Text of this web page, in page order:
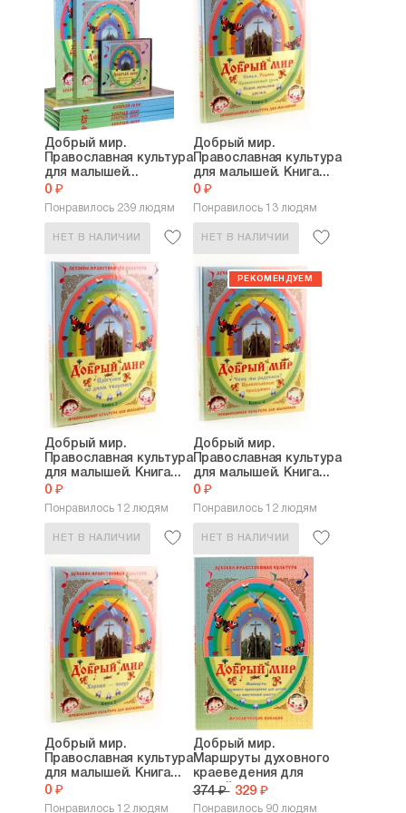
Добрый мир.
Православная культура
для малышей...
0 ₽
Понравилось 239 людям
НЕТ В НАЛИЧИИ
Добрый мир.
Православная культура
для малышей. Книга...
0 ₽
Понравилось 13 людям
НЕТ В НАЛИЧИИ
Добрый мир.
Православная культура
для малышей. Книга...
0 ₽
Понравилось 12 людям
НЕТ В НАЛИЧИИ
Добрый мир.
Православная культура
для малышей. Книга...
0 ₽
Понравилось 12 людям
НЕТ В НАЛИЧИИ
Добрый мир.
Православная культура
для малышей. Книга...
0 ₽
Понравилось 12 людям
Добрый мир.
Маршруты духовного
краеведения для
детей...
374 ₽ 329 ₽
Понравилось 90 людям